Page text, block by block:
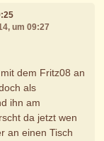
um 09:27
dem Fritz08 an
als
ihn am
da jetzt wen
an einen Tisch